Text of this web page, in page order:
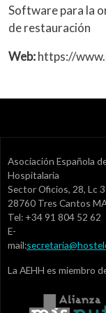
Software para la
de restauración
Web:https://
Asociación Española
Hospitalaria
Sector Oficios, 28, Lc 3
28760 Tres Cantos
Tel: +34 91 804 52 62
E-
mail:
La AEHH es miembro